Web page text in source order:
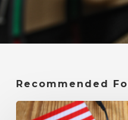
Recommended
Cara